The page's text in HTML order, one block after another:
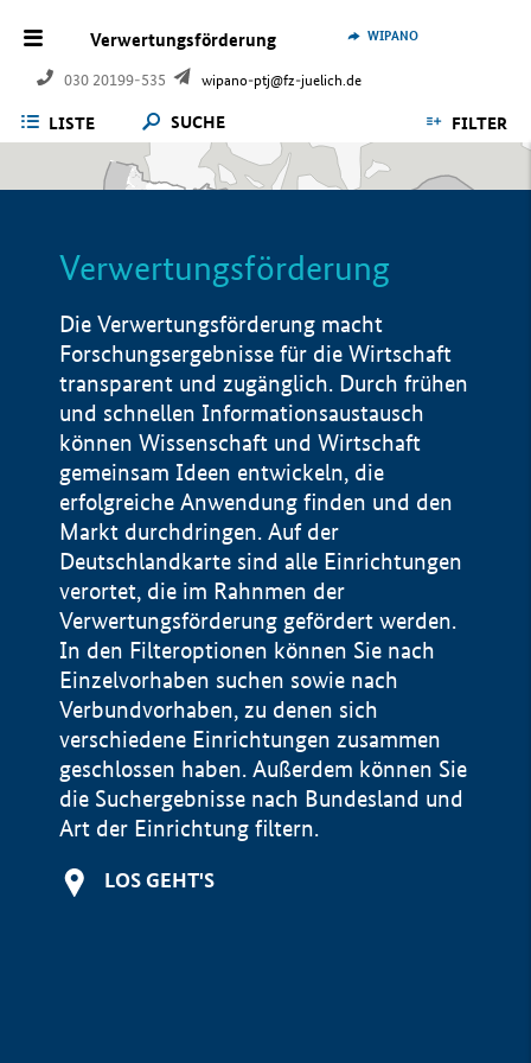
Verwertungsförderung
030 20199-535 wipano-ptj@fz-juelich.de
WIPANO
LISTE SUCHE FILTER
Verwertungsförderung
Die Verwertungsförderung macht
Forschungsergebnisse für die Wirtschaft
transparent und zugänglich. Durch frühen
und schnellen Informationsaustausch
können Wissenschaft und Wirtschaft
gemeinsam Ideen entwickeln, die
erfolgreiche Anwendung finden und den
Markt durchdringen. Auf der
Deutschlandkarte sind alle Einrichtungen
verortet, die im Rahnmen der
Verwertungsförderung gefördert werden.
In den Filteroptionen können Sie nach
Einzelvorhaben suchen sowie nach
Verbundvorhaben, zu denen sich
verschiedene Einrichtungen zusammen
geschlossen haben. Außerdem können Sie
die Suchergebnisse nach Bundesland und
Art der Einrichtung filtern.
LOS GEHT'S